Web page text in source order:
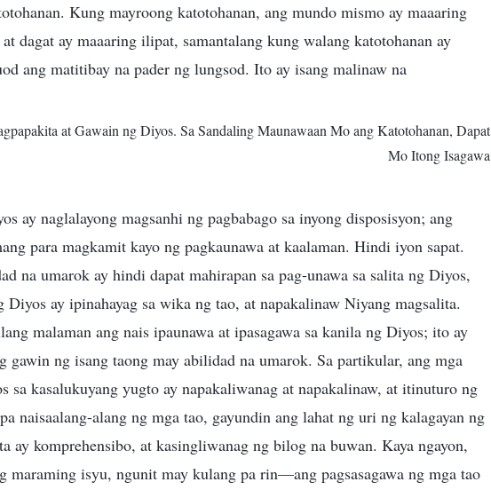
Kung mayroong katotohanan, ang mundo mismo ay maaaring
dagat ay maaaring ilipat, samantalang kung walang katotohanan ay
ang matitibay na pader ng lungsod. Ito ay isang malinaw na
at Gawain ng Diyos. Sa Sandaling Maunawaan Mo ang Katotohanan, Dapat
Mo Itong Isagawa
ay naglalayong magsanhi ng pagbabago sa inyong disposisyon; ang
para magkamit kayo ng pagkaunawa at kaalaman. Hindi iyon sapat.
na umarok ay hindi dapat mahirapan sa pag-unawa sa salita ng Diyos,
Diyos ay ipinahayag sa wika ng tao, at napakalinaw Niyang magsalita.
malaman ang nais ipaunawa at ipasagawa sa kanila ng Diyos; ito ay
gawin ng isang taong may abilidad na umarok. Sa partikular, ang mga
sa kasalukuyang yugto ay napakaliwanag at napakalinaw, at itinuturo ng
naisaalang-alang ng mga tao, gayundin ang lahat ng uri ng kalagayan ng
ay komprehensibo, at kasingliwanag ng bilog na buwan. Kaya ngayon,
maraming isyu, ngunit may kulang pa rin—ang pagsasagawa ng mga tao